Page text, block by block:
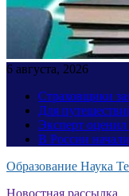
6 августа, 2026
Страховщики
Для
Эксперт
В России
Образование Наука
Новостная рассылка